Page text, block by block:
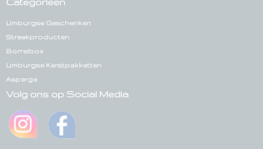
Categorieën
Limburgse Geschenken
Streekproducten
Borrelbox
Limburgse Kerstpakketten
Asperge
Volg ons op Social Media